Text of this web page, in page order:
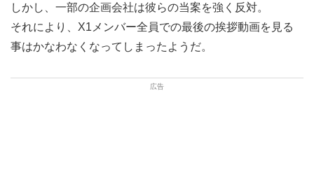
しかし、一部の企画会社は彼らの当案を強く反対。
それにより、X1メンバー全員での最後の挨拶動画を見る
事はかなわなくなってしまったようだ。